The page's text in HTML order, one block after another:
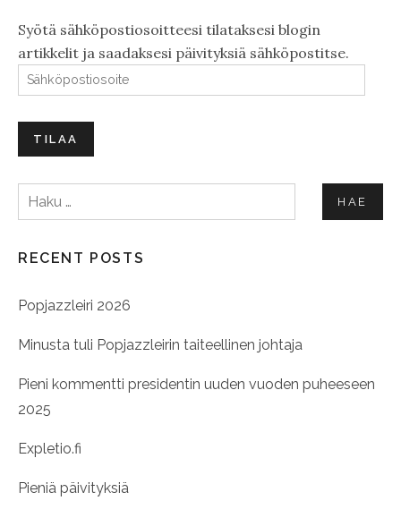
Syötä sähköpostiosoitteesi tilataksesi blogin
artikkelit ja saadaksesi päivityksiä sähköpostitse.
Sähköpostiosoite
TILAA
Haku:
RECENT POSTS
Popjazzleiri 2026
Minusta tuli Popjazzleirin taiteellinen johtaja
Pieni kommentti presidentin uuden vuoden puheeseen
2025
Expletio.fi
Pieniä päivityksiä